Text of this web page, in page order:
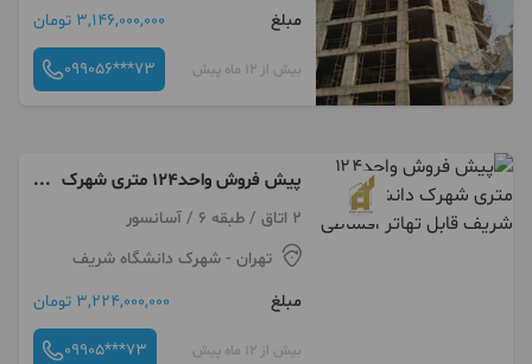
مبلغ
3,146,000,000 تومان
بیش از 12 ماه پیش 099056***73
پیش فروش واحد۱۲۴ متری شهرک
دانشگاه شریف قابل تهاتر اقساطی
2 اتاق / طبقه 6 / آسانسور
تهران - شهرک دانشگاه شریف
مبلغ
3,224,000,000 تومان
بیش از 12 ماه پیش 09905***73